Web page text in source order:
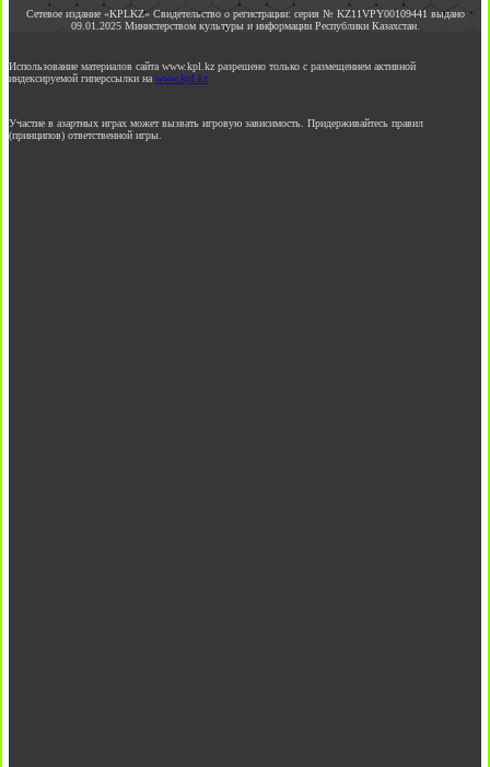
Сетевое издание «KPLKZ» Свидетельство о регистрации: серия № KZ11VPY00109441 выдано
09.01.2025 Министерством культуры и информации Республики Казахстан.
Использование материалов сайта www.kpl.kz разрешено только с размещением активной
индексируемой гиперссылки на www.kpl.kz
Участие в азартных играх может вызвать игровую зависимость. Придерживайтесь правил
(принципов) ответственной игры.